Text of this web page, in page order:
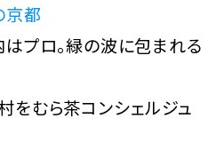
京都
プロ。緑の波に包まれる
をむら茶コンシェルジュ